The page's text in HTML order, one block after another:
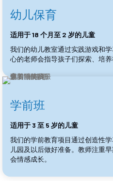
幼儿保育
适用于 18 个月至 2 岁的儿童
我们的幼儿教室通过实践游戏和
心的老师会指导孩子们探索、培养
学前班
适用于 3 至 5 岁的儿童
我们的学前教育项目通过创造性
儿园及以后做好准备。教师注重
会情感成长。